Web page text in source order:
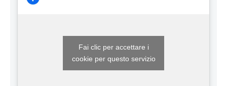
Fai clic per accettare i
cookie per questo servizio